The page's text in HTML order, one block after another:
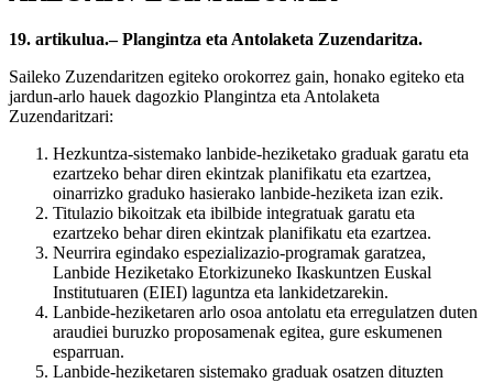
19. artikulua.– Plangintza eta Antolaketa Zuzendaritza.
Saileko Zuzendaritzen egiteko orokorrez gain, honako egiteko eta
jardun-arlo hauek dagozkio Plangintza eta Antolaketa
Zuzendaritzari:
Hezkuntza-sistemako lanbide-heziketako graduak garatu eta
ezartzeko behar diren ekintzak planifikatu eta ezartzea,
oinarrizko graduko hasierako lanbide-heziketa izan ezik.
Titulazio bikoitzak eta ibilbide integratuak garatu eta
ezartzeko behar diren ekintzak planifikatu eta ezartzea.
Neurrira egindako espezializazio-programak garatzea,
Lanbide Heziketako Etorkizuneko Ikaskuntzen Euskal
Institutuaren (EIEI) laguntza eta lankidetzarekin.
Lanbide-heziketaren arlo osoa antolatu eta erregulatzen duten
araudiei buruzko proposamenak egitea, gure eskumenen
esparruan.
Lanbide-heziketaren sistemako graduak osatzen dituzten